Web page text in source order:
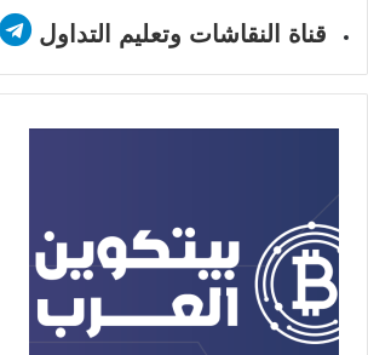
قناة النقاشات وتعليم التداول